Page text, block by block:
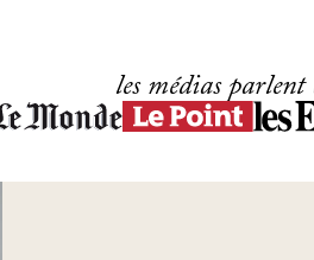
les médias parlent